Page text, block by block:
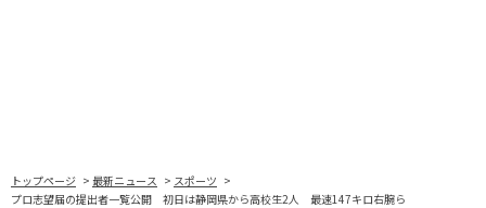
トップページ 最新ニュース
スポーツ
プロ志望届の提出者一覧公開 初日は静岡県から高校生2人 最速147キロ右腕ら